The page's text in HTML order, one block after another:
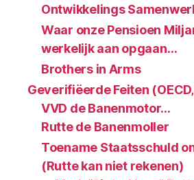
Ontwikkelings
Waar onze Pensioen
werkelijk aan opgaan…
Brothers in Arms
Geverifiëerde Feiten
VVD de Banenmotor…
Rutte de Banenmoller
Toename Staatsschuld
(Rutte kan niet rekenen)